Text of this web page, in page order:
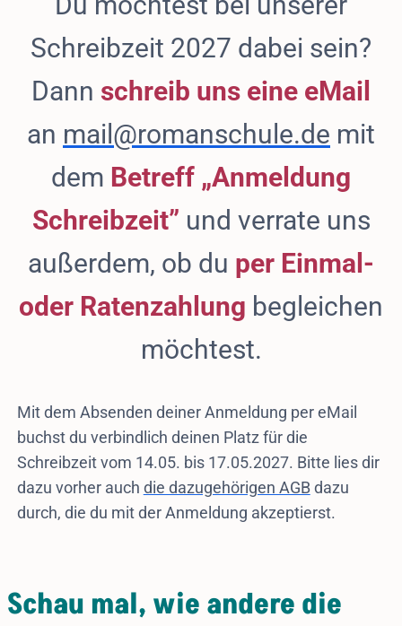
Schreibzeit 2027 dabei sein?
Dann schreib uns eine eMail
an mail@romanschule.de mit
dem Betreff „Anmeldung
Schreibzeit” und verrate uns
außerdem, ob du per Einmal-
oder Ratenzahlung begleichen
möchtest.
Mit dem Absenden deiner Anmeldung per eMail
buchst du verbindlich deinen Platz für die
Schreibzeit vom 14.05. bis 17.05.2027. Bitte lies dir
dazu vorher auch die dazugehörigen AGBdazu
durch, die du mit der Anmeldung akzeptierst.
Schau mal, wie andere die